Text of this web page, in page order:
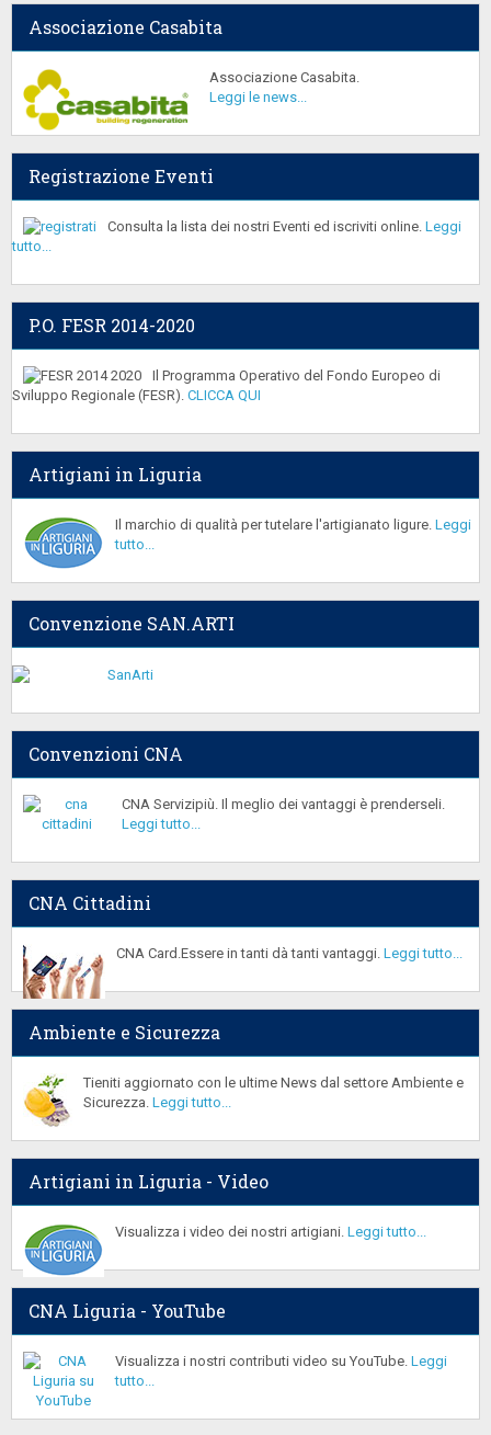
Associazione Casabita
Associazione Casabita.
Leggi le news...
Registrazione Eventi
Consulta la lista dei nostri Eventi ed iscriviti online. Leggi
tutto...
P.O. FESR 2014-2020
Il Programma Operativo del Fondo Europeo di
Sviluppo Regionale (FESR). CLICCA QUI
Artigiani in Liguria
Il marchio di qualità per tutelare l'artigianato ligure. Leggi
tutto...
Convenzione SAN.ARTI
Convenzioni CNA
CNA Servizipiù. Il meglio dei vantaggi è prenderseli.
Leggi tutto...
CNA Cittadini
CNA Card.Essere in tanti dà tanti vantaggi. Leggi tutto...
Ambiente e Sicurezza
Tieniti aggiornato con le ultime News dal settore Ambiente e
Sicurezza. Leggi tutto...
Artigiani in Liguria - Video
Visualizza i video dei nostri artigiani. Leggi tutto...
CNA Liguria - YouTube
Visualizza i nostri contributi video su YouTube. Leggi
tutto...